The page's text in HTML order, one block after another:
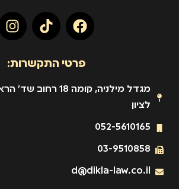
פרטי התקשרות:
לציון
052-5610165
03-9510858
d@dikla-law.co.il